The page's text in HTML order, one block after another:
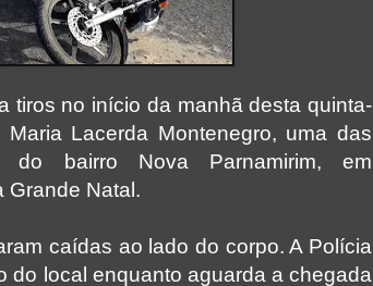
tiros no início da manhã desta quinta-
Lacerda Montenegro, uma das
do bairro Nova Parnamirim, em
Grande Natal.
caídas ao lado do corpo. A Polícia
do local enquanto aguarda a chegada